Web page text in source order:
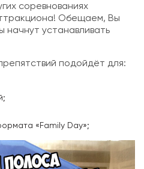
соревнованиях
Обещаем, Вы
начнут устанавливать
подойдёт для:
«Family Day»;